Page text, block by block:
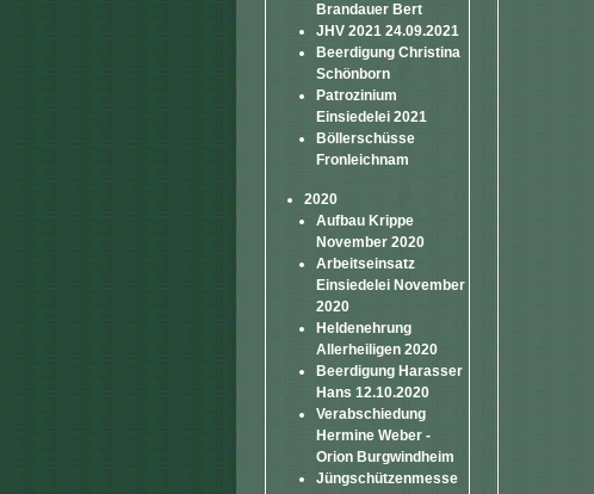
Brandauer Bert
JHV 2021 24.09.2021
Beerdigung Christina
Schönborn
Patrozinium
Einsiedelei 2021
Böllerschüsse
Fronleichnam
2020
Aufbau Krippe
November 2020
Arbeitseinsatz
Einsiedelei November
2020
Heldenehrung
Allerheiligen 2020
Beerdigung Harasser
Hans 12.10.2020
Verabschiedung
Hermine Weber -
Orion Burgwindheim
Jüngschützenmesse